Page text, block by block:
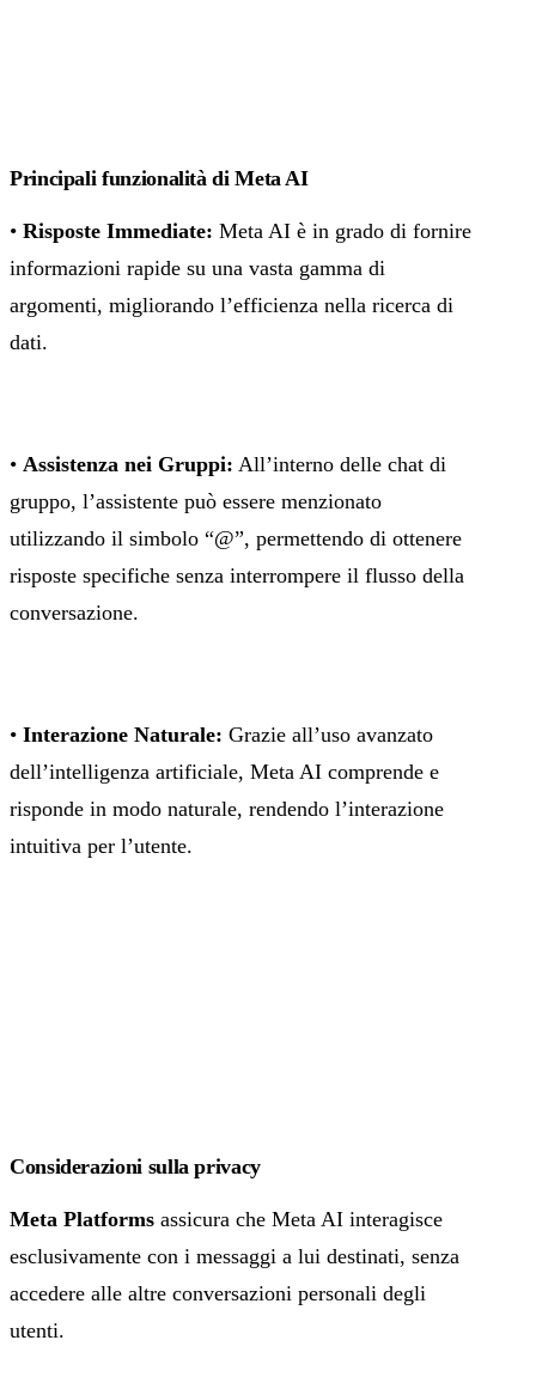
Principali funzionalità di Meta AI
• Risposte Immediate: Meta AI è in grado di fornire
informazioni rapide su una vasta gamma di
argomenti, migliorando l’efficienza nella ricerca di
dati.
• Assistenza nei Gruppi: All’interno delle chat di
gruppo, l’assistente può essere menzionato
utilizzando il simbolo “@”, permettendo di ottenere
risposte specifiche senza interrompere il flusso della
conversazione.
• Interazione Naturale: Grazie all’uso avanzato
dell’intelligenza artificiale, Meta AI comprende e
risponde in modo naturale, rendendo l’interazione
intuitiva per l’utente.
Considerazioni sulla privacy
Meta Platforms assicura che Meta AI interagisce
esclusivamente con i messaggi a lui destinati, senza
accedere alle altre conversazioni personali degli
utenti.